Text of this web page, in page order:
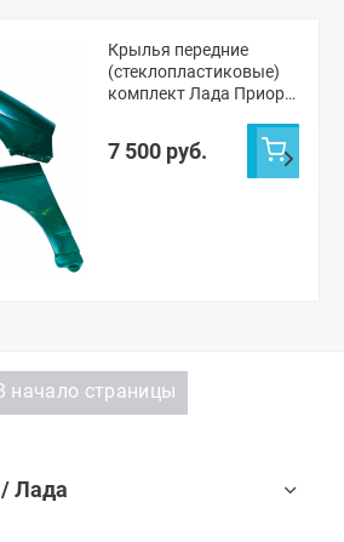
Крылья передние
(стеклопластиковые)
комплект Лада Приора
7 500 руб.
начало страницы
Лада